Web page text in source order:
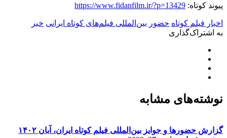
پیوند کوتاه: https://www.fidanfilm.ir/?p=13429
اخبار فیلم کوتاه حضور بین‌المللی فیلم‌های کوتاه ایرانی خبر
به اشتراک‌گذاری
نوشته‌های مشابه
گزارش حضورها و جوایز بین‌المللی فیلم کوتاه ایران، آبان ۱۴۰۲